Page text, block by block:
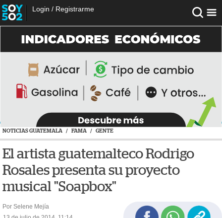
Login / Registrarme
NOTICIAS GUATEMALA / FAMA / GENTE
El artista guatemalteco Rodrigo
Rosales presenta su proyecto
musical "Soapbox"
Por Selene Mejía